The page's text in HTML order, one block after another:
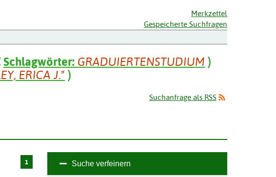
Merkzettel
Gespeicherte Suchfragen
Schlagwörter: GRADUIERTENSTUDIUM )
ERICA J." )
Suchanfrage als RSS
1 Suche verfeinern